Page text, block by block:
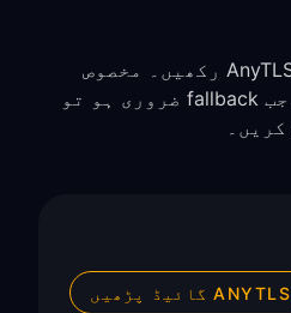
اپنا ڈیفالٹ AnyTLS رکھیں۔ مخصوص
سائٹس کے لیے جب fallback ضروری ہو تو
ANYTLS گائیڈ پڑھیں